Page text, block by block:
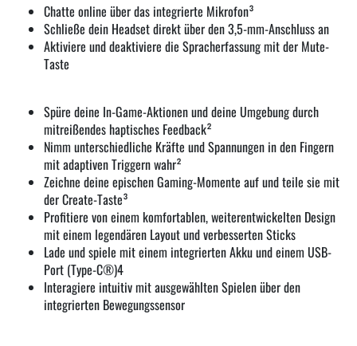
Chatte online über das integrierte Mikrofon³
Schließe dein Headset direkt über den 3,5-mm-Anschluss an
Aktiviere und deaktiviere die Spracherfassung mit der Mute-
Taste
Spüre deine In-Game-Aktionen und deine Umgebung durch
mitreißendes haptisches Feedback²
Nimm unterschiedliche Kräfte und Spannungen in den Fingern
mit adaptiven Triggern wahr²
Zeichne deine epischen Gaming-Momente auf und teile sie mit
der Create-Taste³
Profitiere von einem komfortablen, weiterentwickelten Design
mit einem legendären Layout und verbesserten Sticks
Lade und spiele mit einem integrierten Akku und einem USB-
Port (Type-C®)4
Interagiere intuitiv mit ausgewählten Spielen über den
integrierten Bewegungssensor